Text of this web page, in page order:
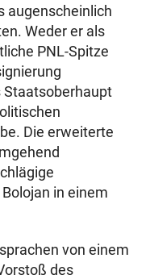
augenscheinlich
Weder er als
PNL-Spitze
Die erweiterte
in einem
von einem
des